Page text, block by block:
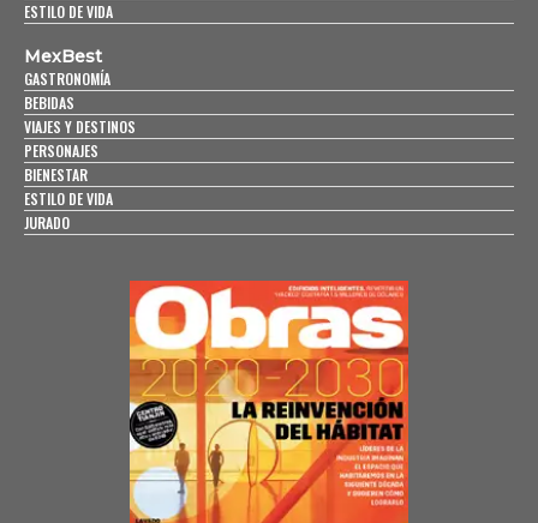
ESTILO DE VIDA
MexBest
GASTRONOMÍA
BEBIDAS
VIAJES Y DESTINOS
PERSONAJES
BIENESTAR
ESTILO DE VIDA
JURADO